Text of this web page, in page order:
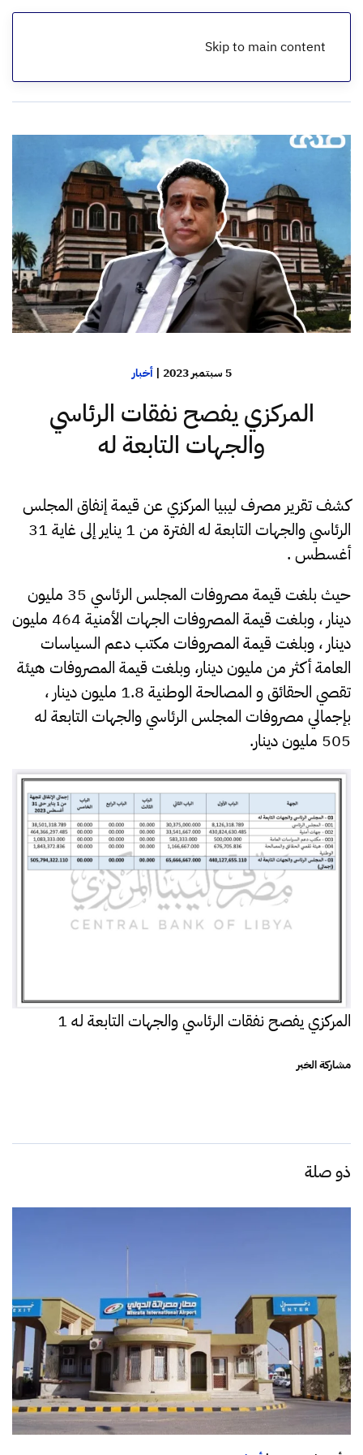
Skip to main content
الرئيسية
5 سبتمبر 2023 |أخبار
المركزي يفصح نفقات الرئاسي
والجهات التابعة له
كشف تقرير مصرف ليبيا المركزي عن قيمة إنفاق المجلس
الرئاسي والجهات التابعة له الفترة من 1 يناير إلى غاية 31
أغسطس .
حيث بلغت قيمة مصروفات المجلس الرئاسي 35 مليون
دينار ، وبلغت قيمة المصروفات الجهات الأمنية 464 مليون
دينار ، وبلغت قيمة المصروفات مكتب دعم السياسات
العامة أكثر من مليون دينار، وبلغت قيمة المصروفات هيئة
تقصي الحقائق و المصالحة الوطنية 1.8 مليون دينار ،
بإجمالي مصروفات المجلس الرئاسي والجهات التابعة له
505 مليون دينار.
المركزي يفصح نفقات الرئاسي والجهات التابعة له 1
مشاركة الخبر
ذو صلة